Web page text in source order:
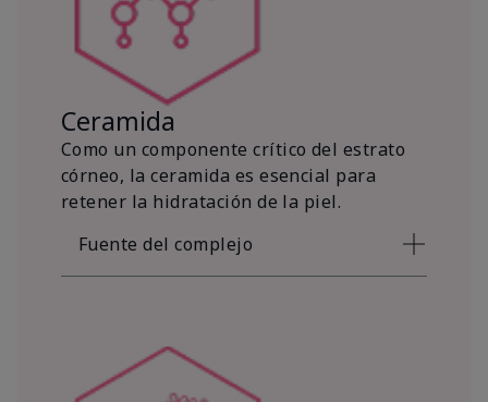
Ceramida
Como un componente crítico del estrato
córneo, la ceramida es esencial para
retener la hidratación de la piel.
Fuente del complejo